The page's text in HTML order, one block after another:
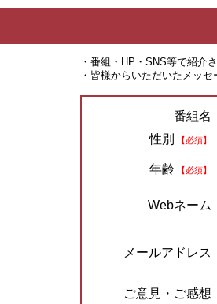
・番組・HP・SNS等で紹介
・皆様からいただいたメッ
番組名
性別
【必須】
年齢 【必須】
Webネーム
メールアドレス
ご意見・ご感想